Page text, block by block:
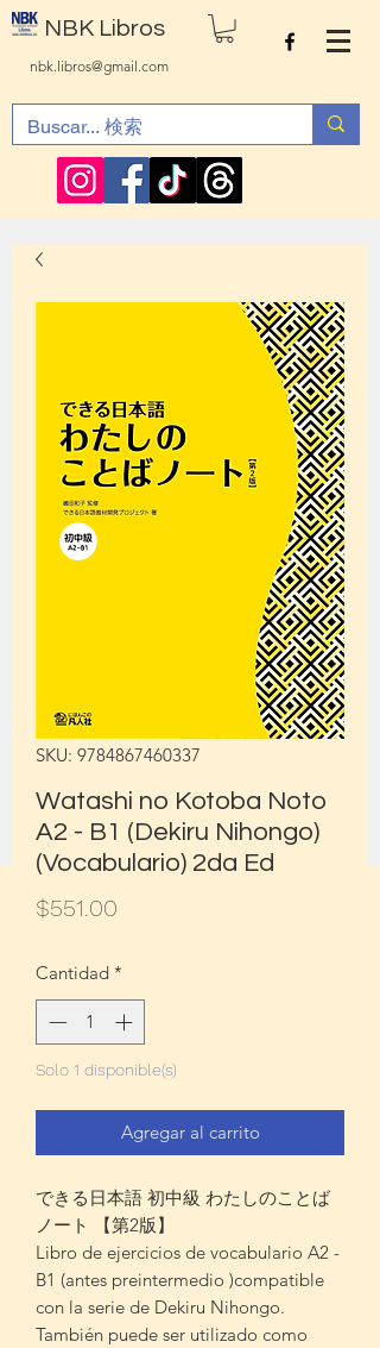
NBK Libros
nbk.libros@gmail.com
SKU: 9784867460337
Watashi no Kotoba Noto
A2 - B1 (Dekiru Nihongo)
(Vocabulario) 2da Ed
$551.00
Cantidad *
Solo 1 disponible(s)
Agregar al carrito
できる日本語 初中級 わたしのことば
ノート 【第2版】
Libro de ejercicios de vocabulario A2 -
B1 (antes preintermedio )compatible
con la serie de Dekiru Nihongo.
También puede ser utilizado como